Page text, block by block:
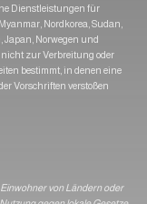
Dienstleistungen für
Nordkorea, Sudan,
Japan, Norwegen und
zur Verbreitung oder
bestimmt, in denen eine
Vorschriften verstoßen
von Ländern oder